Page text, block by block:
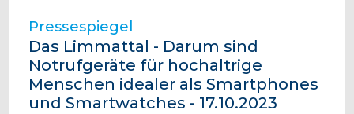
Pressespiegel
Das Limmattal - Darum sind
Notrufgeräte für hochaltrige
Menschen idealer als Smartphones
und Smartwatches - 17.10.2023